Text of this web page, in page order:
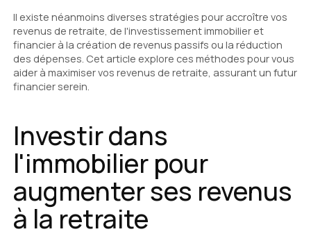
Il existe néanmoins diverses stratégies pour accroître vos
revenus de retraite, de l'investissement immobilier et
financier à la création de revenus passifs ou la réduction
des dépenses. Cet article explore ces méthodes pour vous
aider à maximiser vos revenus de retraite, assurant un futur
financier serein.
Investir dans
l'immobilier pour
augmenter ses revenus
à la retraite